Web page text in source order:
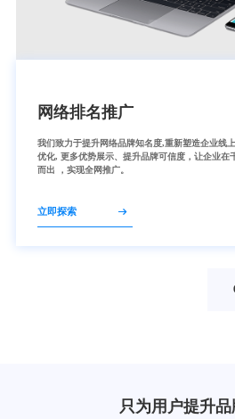
网络排名推广
我们致力于提升网络品牌知名度,重新塑造企业线
优化, 更多优势展示、提升品牌可信度，让企业在
而出 ，实现全网推广。
立即探索
全覆盖互联网终端，颠覆平庸，定制您的专属视
式管理操作，所见即所得，全具备线上流行功能
优化，网站后期代维护。
丰富模板、组件库 满足您的修改化需求，完美兼
号.强大的研发实力，安全稳定可靠的系统支持,全
满足您的任何需求
丰富模板、组件库 满足您的修改化需求，完美兼
号.强大的研发实力，安全稳定可靠的系统支持,全
满足您的任何需求
微商城，让经营变得简单，助力每一位商家经营
用完整的在线商城，帮您实现搭建自己的品牌商
连接向单一的销售渠道说再见
只为用户提升